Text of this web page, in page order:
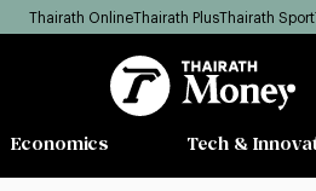
Thairath OnlineThairath PlusThairath Sport
Economics Tech &